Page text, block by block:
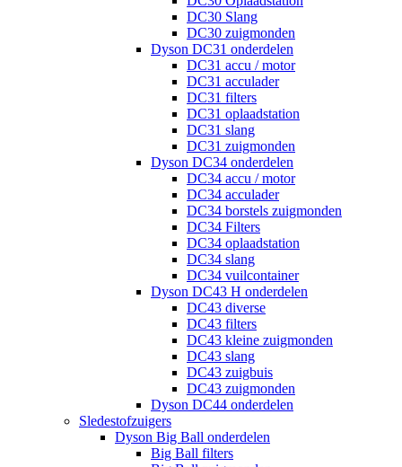
DC30 Slang
DC30 zuigmonden
Dyson DC31 onderdelen
DC31 accu / motor
DC31 acculader
DC31 filters
DC31 oplaadstation
DC31 slang
DC31 zuigmonden
Dyson DC34 onderdelen
DC34 accu / motor
DC34 acculader
DC34 borstels zuigmonden
DC34 Filters
DC34 oplaadstation
DC34 slang
DC34 vuilcontainer
Dyson DC43 H onderdelen
DC43 diverse
DC43 filters
DC43 kleine zuigmonden
DC43 slang
DC43 zuigbuis
DC43 zuigmonden
Dyson DC44 onderdelen
Sledestofzuigers
Dyson Big Ball onderdelen
Big Ball filters